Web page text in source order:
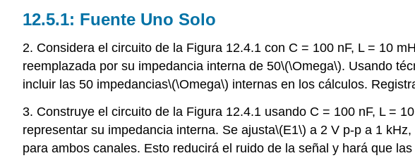
12.5.1: Fuente Uno Solo
2. Considera el circuito de la Figura 12.4.1 con C = 100 nF, L = 10
reemplazada por su impedancia interna de 50\(\Omega\). Usando
incluir las 50 impedancias\(\Omega\) internas en los cálculos.
3. Construye el circuito de la Figura 12.4.1 usando C = 100 nF, L =
representar su impedancia interna. Se ajusta\(E1\) a 2 V p-p a 1
para ambos canales. Esto reducirá el ruido de la señal y hará que